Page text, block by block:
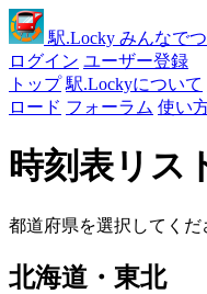
駅.Locky みんなで
ログイン ユーザー登録
トップ 駅.Lockyについて
ロード フォーラム 使い
時刻表リス
都道府県を選択してくだ
北海道・東北